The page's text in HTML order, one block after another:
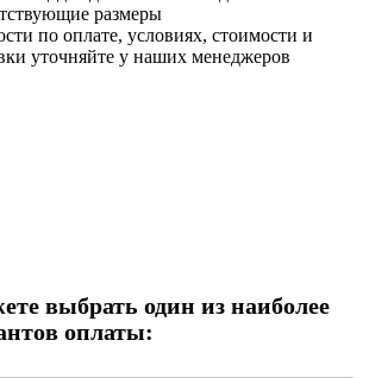
размеры
по оплате, условиях, стоимости и
уточняйте у наших менеджеров
выбрать один из наиболее
оплаты: